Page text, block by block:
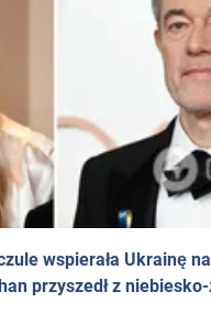
wspierała Ukrainę
przyszedł z